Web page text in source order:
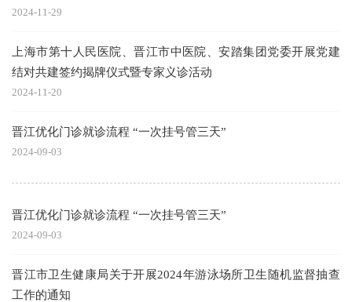
2024-11-29
上海市第十人民医院、晋江市中医院、安踏集团党委开展党建
结对共建签约揭牌仪式暨专家义诊活动
2024-11-20
晋江优化门诊就诊流程 “一次挂号管三天”
2024-09-03
晋江优化门诊就诊流程 “一次挂号管三天”
2024-09-03
晋江市卫生健康局关于开展2024年游泳场所卫生随机监督抽查
工作的通知